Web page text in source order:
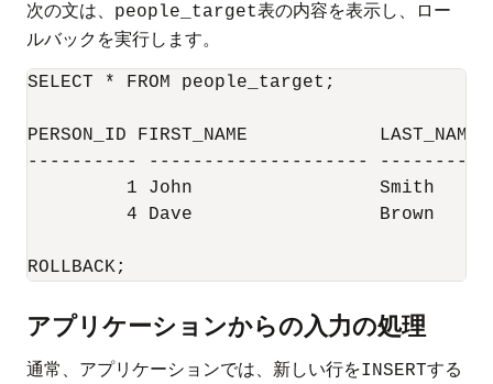
次の文は、 people_target表の内容を表示し、ロー
ルバックを実行します。
SELECT * FROM people_target;
PERSON_ID FIRST_NAME		LAST_NAME	     TITLE
---------- --------------------
ROLLBACK;
アプリケーションからの入力の処理
通常、アプリケーションでは、新しい行をINSERTする